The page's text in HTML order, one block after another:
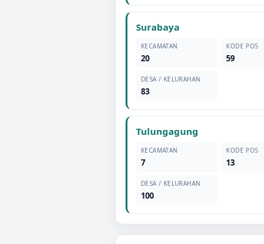
Surabaya
KECAMATAN
20
KODE POS
59
DESA / KELURAHAN
83
Tulungagung
KECAMATAN
7
KODE POS
13
DESA / KELURAHAN
100